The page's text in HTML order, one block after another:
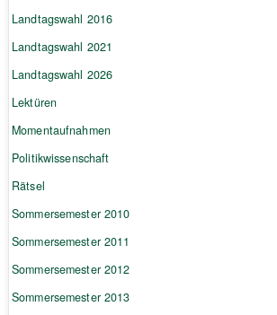
Landtagswahl 2016
Landtagswahl 2021
Landtagswahl 2026
Lektüren
Momentaufnahmen
Politikwissenschaft
Rätsel
Sommersemester 2010
Sommersemester 2011
Sommersemester 2012
Sommersemester 2013